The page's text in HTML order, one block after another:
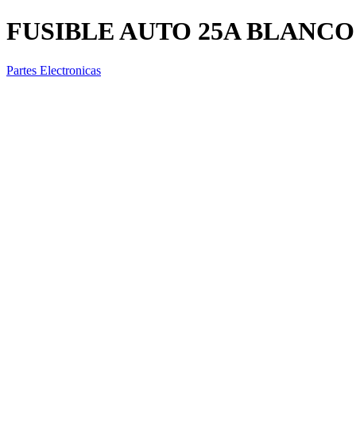
FUSIBLE AUTO 25A
Partes Electronicas